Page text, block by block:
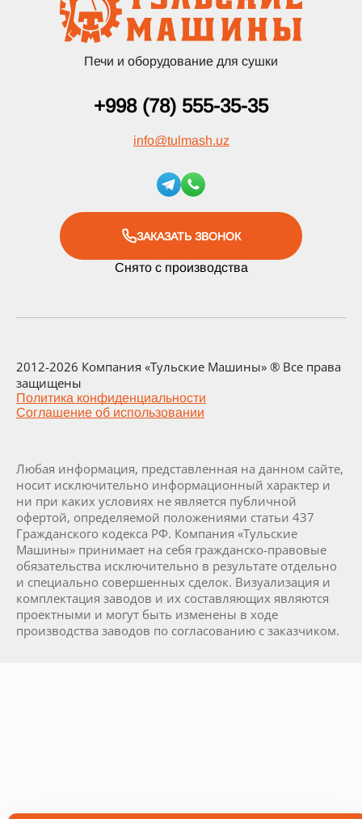
Печи и оборудование для сушки
+998 (78) 555-35-35
info@tulmash.uz
ЗАКАЗАТЬ ЗВОНОК
Снято с производства
2012-2026 Компания «Тульские Машины» ® Все права
защищены
Политика конфиденциальности
Соглашение об использовании
Любая информация, представленная на данном сайте,
носит исключительно информационный характер и
ни при каких условиях не является публичной
офертой, определяемой положениями статьи 437
Гражданского кодекса РФ. Компания «Тульские
Машины» принимает на себя гражданско-правовые
обязательства исключительно в результате отдельно
и специально совершенных сделок. Визуализация и
комплектация заводов и их составляющих являются
проектными и могут быть изменены в ходе
производства заводов по согласованию с заказчиком.